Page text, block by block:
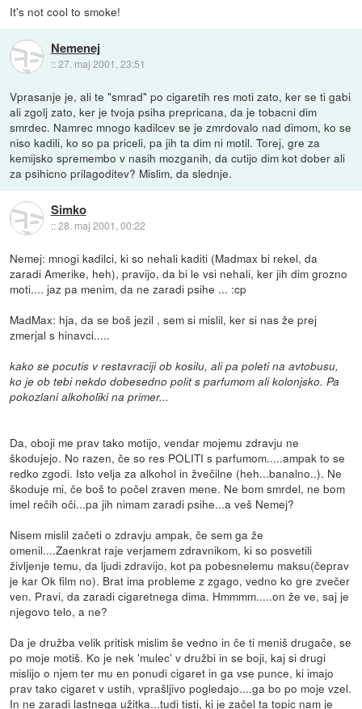
It's not cool to smoke!
Nemenej
::27. maj 2001, 23:51
Vprasanje je, ali te "smrad" po cigaretih res moti zato, ker se ti gabi
ali zgolj zato, ker je tvoja psiha prepricana, da je tobacni dim
smrdec. Namrec mnogo kadilcev se je zmrdovalo nad dimom, ko se
niso kadili, ko so pa priceli, pa jih ta dim ni motil. Torej, gre za
kemijsko spremembo v nasih mozganih, da cutijo dim kot dober ali
za psihicno prilagoditev? Mislim, da slednje.
Simko
::28. maj 2001, 00:22
Nemej: mnogi kadilci, ki so nehali kaditi (Madmax bi rekel, da
zaradi Amerike, heh), pravijo, da bi le vsi nehali, ker jih dim grozno
moti.... jaz pa menim, da ne zaradi psihe ... :cp
MadMax: hja, da se boš jezil , sem si mislil, ker si nas že prej
zmerjal s hinavci.....
kako se pocutis v restavraciji ob kosilu, ali pa poleti na avtobusu,
ko je ob tebi nekdo dobesedno polit s parfumom ali kolonjsko. Pa
pokozlani alkoholiki na primer...
Da, oboji me prav tako motijo, vendar mojemu zdravju ne
škodujejo. No razen, če so res POLITI s parfumom.....ampak to se
redko zgodi. Isto velja za alkohol in žvečilne (heh...banalno..). Ne
škoduje mi, če boš to počel zraven mene. Ne bom smrdel, ne bom
imel rečih oči...pa jih nimam zaradi psihe...a veš Nemej?
Nisem mislil začeti o zdravju ampak, če sem ga že
omenil....Zaenkrat raje verjamem zdravnikom, ki so posvetili
življenje temu, da ljudi zdravijo, kot pa pobesnelemu maksu(čeprav
je kar Ok film no). Brat ima probleme z zgago, vedno ko gre zvečer
ven. Pravi, da zaradi cigaretnega dima. Hmmmm.....on že ve, saj je
njegovo telo, a ne?
Da je družba velik pritisk mislim še vedno in če ti meniš drugače, se
po moje motiš. Ko je nek 'mulec' v družbi in se boji, kaj si drugi
mislijo o njem ter mu en ponudi cigaret in ga vse punce, ki imajo
prav tako cigaret v ustih, vprašljivo pogledajo....ga bo po moje vzel.
In ne zaradi lastnega užitka...tudi tisti, ki je začel ta topic nam je